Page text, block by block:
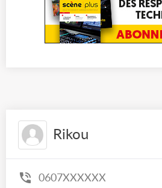
Rikou
0607XXXXXX